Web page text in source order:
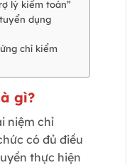
lý kiểm toán”
dụng
chỉ kiểm
gì?
niệm chỉ
có đủ điều
thực hiện